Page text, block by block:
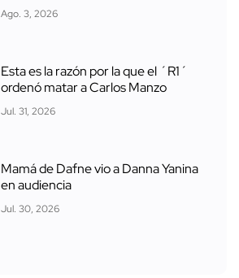
Ago. 3, 2026
Esta es la razón por la que el ´R1´
ordenó matar a Carlos Manzo
Jul. 31, 2026
Mamá de Dafne vio a Danna Yanina
en audiencia
Jul. 30, 2026